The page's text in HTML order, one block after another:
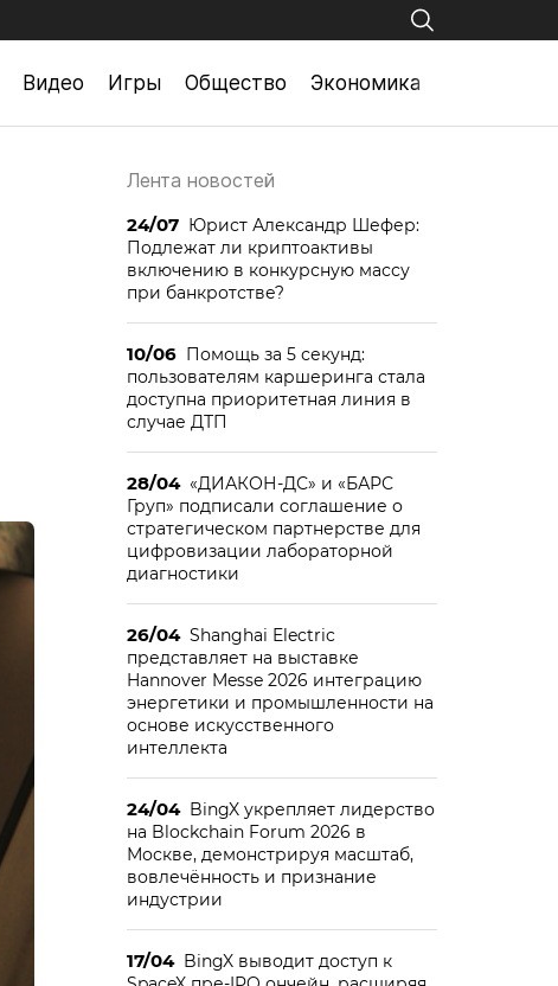
Видео Игры Общество Экономика
Лента новостей
24/07 Юрист Александр Шефер:
Подлежат ли криптоактивы
включению в конкурсную массу
при банкротстве?
10/06 Помощь за 5 секунд:
пользователям каршеринга стала
доступна приоритетная линия в
случае ДТП
28/04 «ДИАКОН-ДС» и «БАРС
Груп» подписали соглашение о
стратегическом партнерстве для
цифровизации лабораторной
диагностики
26/04 Shanghai Electric
представляет на выставке
Hannover Messe 2026 интеграцию
энергетики и промышленности на
основе искусственного
интеллекта
24/04 BingX укрепляет лидерство
на Blockchain Forum 2026 в
Москве, демонстрируя масштаб,
вовлечённость и признание
индустрии
17/04 BingX выводит доступ к